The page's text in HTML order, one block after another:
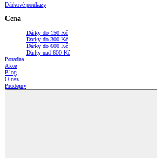
Dárkové poukazy
Cena
Dárky do 150 Kč
Dárky do 300 Kč
Dárky do 600 Kč
Dárky nad 600 Kč
Poradna
Akce
Blog
O nás
Prodejny